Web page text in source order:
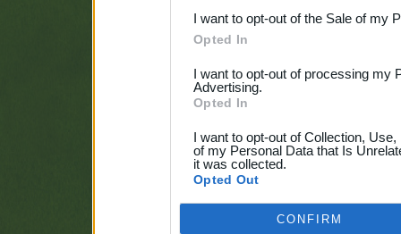
I want to opt-out of the Sale of my
Opted In
I want to opt-out of processing my
Advertising.
Opted In
I want to opt-out of Collection,
of my Personal Data that Is
it was collected.
Opted Out
CONFIRM